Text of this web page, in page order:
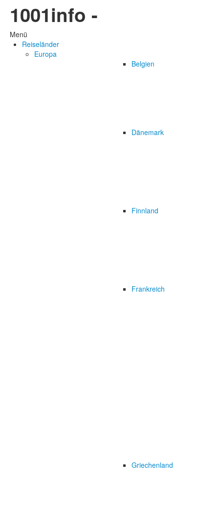
1001info -
Menü
Reiseländer
Europa
Belgien
Dänemark
Finnland
Frankreich
Griechenland